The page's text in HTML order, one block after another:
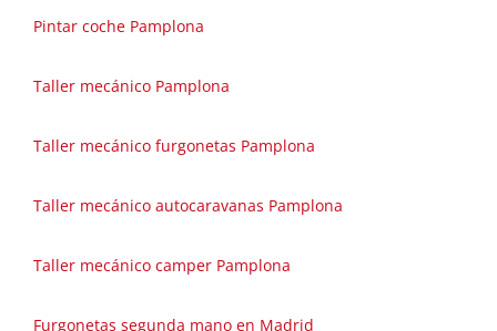
Pintar coche Pamplona
Taller mecánico Pamplona
Taller mecánico furgonetas Pamplona
Taller mecánico autocaravanas Pamplona
Taller mecánico camper Pamplona
Furgonetas segunda mano en Madrid